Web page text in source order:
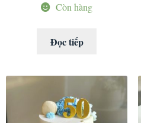
Còn hàng
Đọc tiếp